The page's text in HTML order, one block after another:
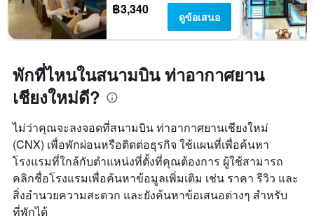
฿3,340 ดูข้อเสนอ
พักที่ไหนในสนามบิน ท่าอากาศยาน
เชียงใหม่ดี?
ไม่ว่าคุณจะลงจอดที่สนามบิน ท่าอากาศยานเชียงใหม่
(CNX) เพื่อพักผ่อนหรือติดต่อธุรกิจ ใช้แผนที่เพื่อค้นหา
โรงแรมที่ใกล้กับตำแหน่งที่ตั้งที่คุณต้องการ ผู้ใช้สามารถ
คลิกชื่อโรงแรมเพื่อค้นหาข้อมูลเพิ่มเติม เช่น ราคา รีวิว และ
สิ่งอำนวยความสะดวก และยังค้นหาข้อเสนอต่างๆ สำหรับ
ที่พักได้